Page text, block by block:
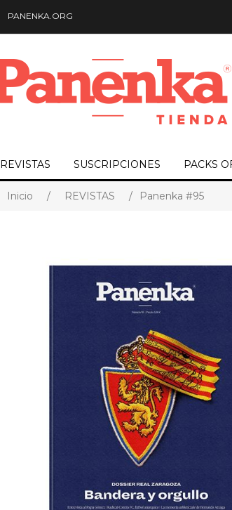
PANENKA.ORG
REVISTAS SUSCRIPCIONES PACKS
Inicio / REVISTAS / Panenka #95